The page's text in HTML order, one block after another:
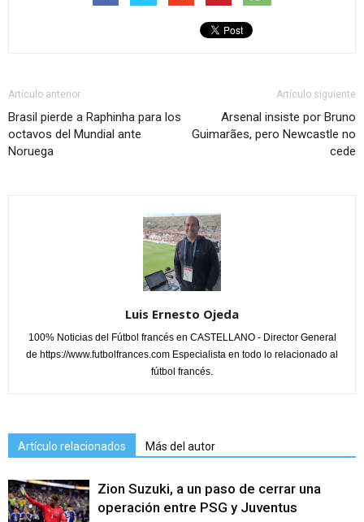
Artículo anterior
Brasil pierde a Raphinha para los
octavos del Mundial ante
Noruega
Artículo siguiente
Arsenal insiste por Bruno
Guimarães, pero Newcastle no
cede
Luis Ernesto Ojeda
100% Noticias del Fútbol francés en CASTELLANO - Director General
de https://www.futbolfrances.com Especialista en todo lo relacionado al
fútbol francés.
Artículo relacionados Más del autor
Zion Suzuki, a un paso de cerrar una
operación entre PSG y Juventus